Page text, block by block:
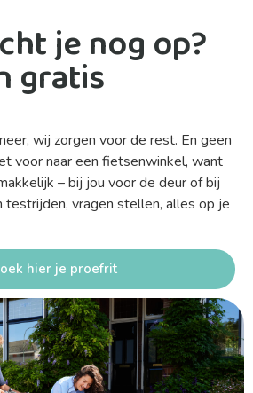
je nog op?
gratis
wij zorgen voor de rest. En geen
voor naar een fietsenwinkel, want
– bij jou voor de deur of bij
testrijden, vragen stellen, alles op je
hier je proefrit